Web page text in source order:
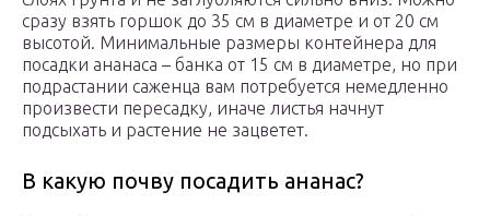
сразу взять горшок до 35 см в диаметре и от 20 см
высотой. Минимальные размеры контейнера для
посадки ананаса – банка от 15 см в диаметре, но при
подрастании саженца вам потребуется немедленно
произвести пересадку, иначе листья начнут
подсыхать и растение не зацветет.
В какую почву посадить ананас?